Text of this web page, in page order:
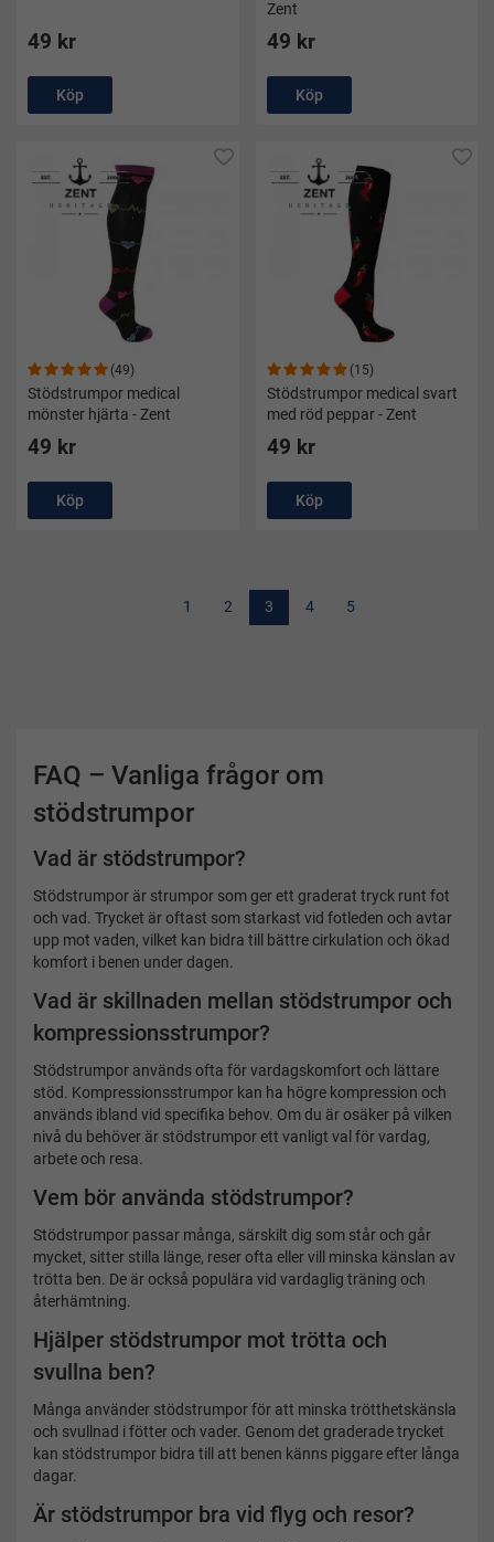
49 kr
Köp
Zent
49 kr
Köp
(49)
Stödstrumpor medical
mönster hjärta - Zent
49 kr
Köp
(15)
Stödstrumpor medical svart
med röd peppar - Zent
49 kr
Köp
1 2 3 4 5
FAQ – Vanliga frågor om
stödstrumpor
Vad är stödstrumpor?
Stödstrumpor är strumpor som ger ett graderat tryck runt fot
och vad. Trycket är oftast som starkast vid fotleden och avtar
upp mot vaden, vilket kan bidra till bättre cirkulation och ökad
komfort i benen under dagen.
Vad är skillnaden mellan stödstrumpor och
kompressionsstrumpor?
Stödstrumpor används ofta för vardagskomfort och lättare
stöd. Kompressionsstrumpor kan ha högre kompression och
används ibland vid specifika behov. Om du är osäker på vilken
nivå du behöver är stödstrumpor ett vanligt val för vardag,
arbete och resa.
Vem bör använda stödstrumpor?
Stödstrumpor passar många, särskilt dig som står och går
mycket, sitter stilla länge, reser ofta eller vill minska känslan av
trötta ben. De är också populära vid vardaglig träning och
återhämtning.
Hjälper stödstrumpor mot trötta och
svullna ben?
Många använder stödstrumpor för att minska trötthetskänsla
och svullnad i fötter och vader. Genom det graderade trycket
kan stödstrumpor bidra till att benen känns piggare efter långa
dagar.
Är stödstrumpor bra vid flyg och resor?